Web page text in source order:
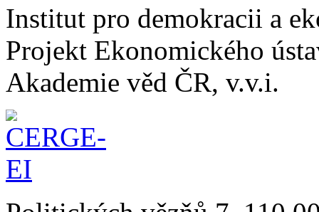
Institut pro demokracii a
Projekt Ekonomického
Akademie věd ČR, v.v.i.